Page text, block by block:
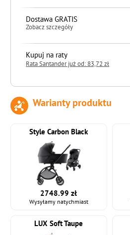
Dostawa GRATIS
Zobacz szczegóły
Kupuj na raty
Rata Santander już od: 83,72 zł
do koszyka
Warianty produktu
Style Carbon Black
2748.99 zł
Wysyłamy natychmiast
LUX Soft Taupe